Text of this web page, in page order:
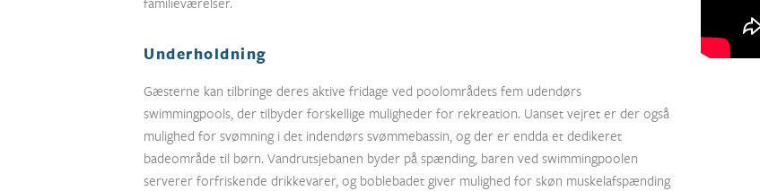
Underholdning
Gæsterne kan tilbringe deres aktive fridage ved poolområdets fem udendørs
swimmingpools, der tilbyder forskellige muligheder for rekreation. Uanset vejret er der også
mulighed for svømning i det indendørs svømmebassin, og der er endda et dedikeret
badeområde til børn. Vandrutsjebanen byder på spænding, baren ved swimmingpoolen
serverer forfriskende drikkevarer, og boblebadet giver mulighed for skøn muskelafspænding